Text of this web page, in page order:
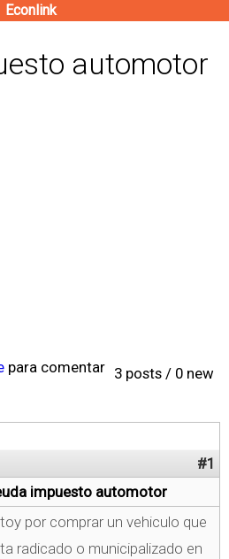
Econlink
automotor
3 posts / 0 new
para comentar
#1
impuesto automotor
por comprar un vehiculo que
radicado o municipalizado en